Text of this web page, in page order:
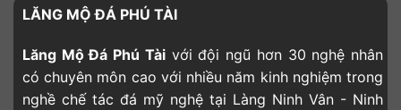
LĂNG MỘ ĐÁ PHÚ TÀI
Lăng Mộ Đá Phú Tàivới đội ngũ hơn 30 nghệ nhân
có chuyên môn cao với nhiều năm kinh nghiệm trong
nghề chế tác đá mỹ nghệ tại Làng Ninh Vân - Ninh